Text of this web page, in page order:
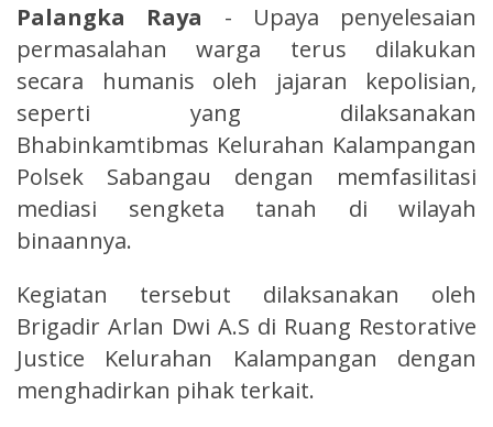
Palangka Raya - Upaya penyelesaian
permasalahan warga terus dilakukan
secara humanis oleh jajaran kepolisian,
seperti yang dilaksanakan
Bhabinkamtibmas Kelurahan Kalampangan
Polsek Sabangau dengan memfasilitasi
mediasi sengketa tanah di wilayah
binaannya.
Kegiatan tersebut dilaksanakan oleh
Brigadir Arlan Dwi A.S di Ruang Restorative
Justice Kelurahan Kalampangan dengan
menghadirkan pihak terkait.